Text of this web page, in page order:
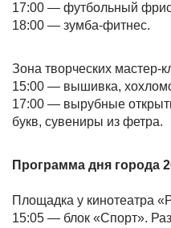
17:00 — футбольный
18:00 — зумба-фитнес.
Зона творческих мастер-
15:00 — вышивка,
17:00 — вырубные
букв, сувениры из фетра.
Программа дня города
Площадка у кинотеатра
15:05 — блок «Спорт».